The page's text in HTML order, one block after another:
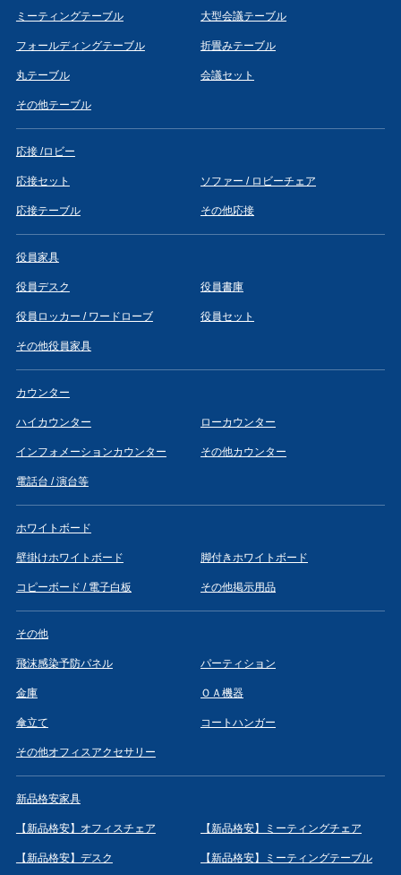
ミーティングテーブル 大型会議テーブル
フォールディングテーブル 折畳みテーブル
丸テーブル 会議セット
その他テーブル
応接 /ロビー
応接セット ソファー / ロビーチェア
応接テーブル その他応接
役員家具
役員デスク 役員書庫
役員ロッカー / ワードローブ 役員セット
その他役員家具
カウンター
ハイカウンター ローカウンター
インフォメーションカウンター その他カウンター
電話台 / 演台等
ホワイトボード
壁掛けホワイトボード 脚付きホワイトボード
コピーボード / 電子白板 その他掲示用品
その他
飛沫感染予防パネル パーティション
金庫 ＯＡ機器
傘立て コートハンガー
その他オフィスアクセサリー
新品格安家具
【新品格安】オフィスチェア 【新品格安】ミーティングチェア
【新品格安】デスク 【新品格安】ミーティングテーブル